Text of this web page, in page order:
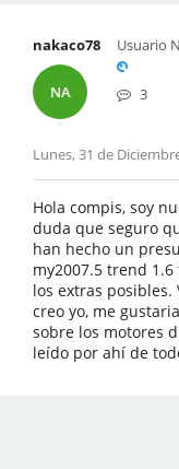
nakaco78
NA
Usuario
3
Lunes, 31 de
Hola compis, soy
duda que seguro
han hecho un
my2007.5 trend
los extras
creo yo, me
sobre los motores
leído por ahí de